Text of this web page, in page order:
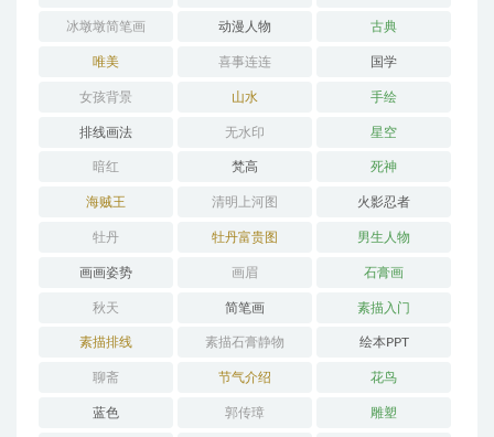
冰墩墩简笔画 动漫人物 古典
唯美 喜事连连 国学
女孩背景 山水 手绘
排线画法 无水印 星空
暗红 梵高 死神
海贼王 清明上河图 火影忍者
牡丹 牡丹富贵图 男生人物
画画姿势 画眉 石膏画
秋天 简笔画 素描入门
素描排线 素描石膏静物 绘本PPT
聊斋 节气介绍 花鸟
蓝色 郭传璋 雕塑